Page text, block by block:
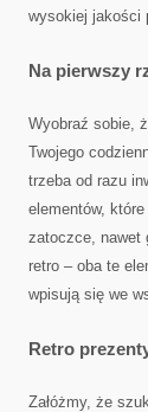
wysokiej jakości
Na pierwszy
Wyobraź sobie,
Twojego
trzeba od razu
elementów,
zatoczce, nawet
retro – oba te
wpisują się we
Retro
Załóżmy, że